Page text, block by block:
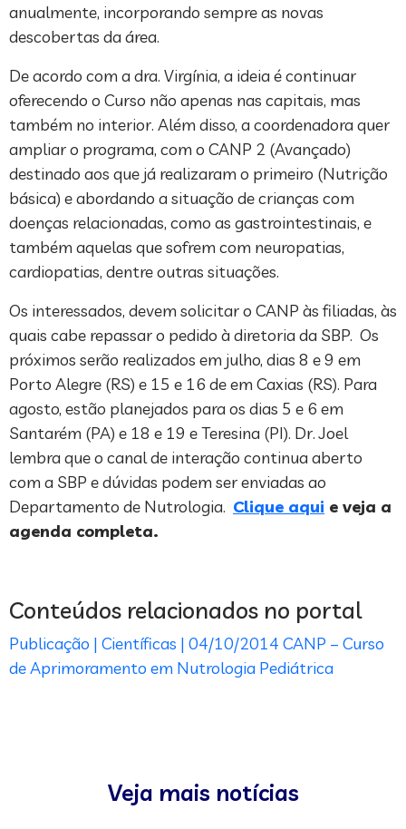
anualmente, incorporando sempre as novas
descobertas da área.
De acordo com a dra. Virgínia, a ideia é continuar
oferecendo o Curso não apenas nas capitais, mas
também no interior. Além disso, a coordenadora quer
ampliar o programa, com o CANP 2 (Avançado)
destinado aos que já realizaram o primeiro (Nutrição
básica) e abordando a situação de crianças com
doenças relacionadas, como as gastrointestinais, e
também aquelas que sofrem com neuropatias,
cardiopatias, dentre outras situações.
Os interessados, devem solicitar o CANP às filiadas, às
quais cabe repassar o pedido à diretoria da SBP. Os
próximos serão realizados em julho, dias 8 e 9 em
Porto Alegre (RS) e 15 e 16 de em Caxias (RS). Para
agosto, estão planejados para os dias 5 e 6 em
Santarém (PA) e 18 e 19 e Teresina (PI). Dr. Joel
lembra que o canal de interação continua aberto
com a SBP e dúvidas podem ser enviadas ao
Departamento de Nutrologia. Clique aqui e veja a
agenda completa.
Conteúdos relacionados no portal
Publicação | Científicas | 04/10/2014 CANP – Curso
de Aprimoramento em Nutrologia Pediátrica
Veja mais notícias